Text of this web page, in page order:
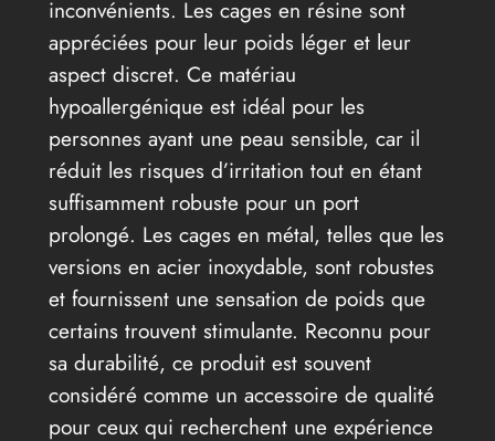
inconvénients. Les cages en résine sont
appréciées pour leur poids léger et leur
aspect discret. Ce matériau
hypoallergénique est idéal pour les
personnes ayant une peau sensible, car il
réduit les risques d’irritation tout en étant
suffisamment robuste pour un port
prolongé. Les cages en métal, telles que les
versions en acier inoxydable, sont robustes
et fournissent une sensation de poids que
certains trouvent stimulante. Reconnu pour
sa durabilité, ce produit est souvent
considéré comme un accessoire de qualité
pour ceux qui recherchent une expérience